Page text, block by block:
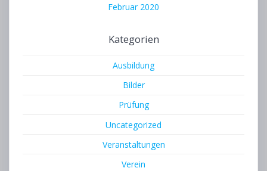
Februar 2020
Kategorien
Ausbildung
Bilder
Prüfung
Uncategorized
Veranstaltungen
Verein